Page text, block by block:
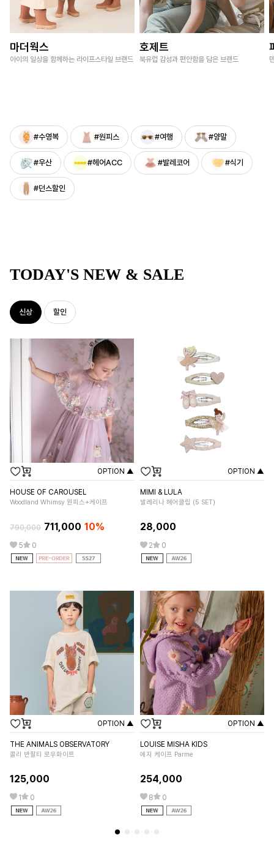
마더웍스
아이의 일상을 함께하는 라이프스타일 브랜드
호제트
북유럽 감성과 편안함을 담은 브랜드
#수영복 #원피스 #여행 #양말
#우산 #헤어ACC #발레코어 #식기
#던스할인
TODAY'S NEW & SALE
신상 할인
OPTION ▲
HOUSE OF CAROUSEL
Woodland Whimsy 원피스+케이프
790,000 711,000 10%
5 0
OPTION ▲
MIMI & LULA
발레리나 헤어클립 (5 SET)
28,000
2 0
OPTION ▲
THE ANIMALS OBSERVATORY
콜리 반팔티 로우화이트
125,000
1 0
OPTION ▲
LOUISE MISHA KIDS
에지 케이프 Parme
254,000
8 0